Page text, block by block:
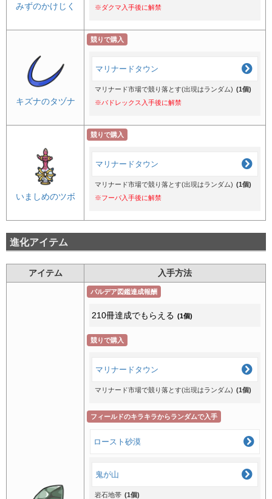
みずのかけじく
※ダクマ入手後に解禁
キズナのタヅナ
競りで購入
マリナードタウン
マリナード市場で競り落とす(出現はランダム) (1個)
※バドレックス入手後に解禁
いましめのツボ
競りで購入
マリナードタウン
マリナード市場で競り落とす(出現はランダム) (1個)
※フーパ入手後に解禁
進化アイテム
アイテム 入手方法
パルデア図鑑達成報酬
210冊達成でもらえる (1個)
競りで購入
マリナードタウン
マリナード市場で競り落とす(出現はランダム) (1個)
フィールドのキラキラからランダムで入手
ロースト砂漠
鬼が山
岩石地帯 (1個)